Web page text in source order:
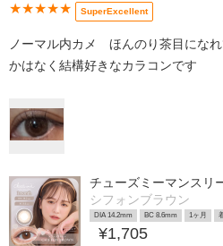
★★★★★ SuperExcellent
ノーマル内カメ ほんのり茶目にな
かはなく結構好きなカラコンです
チューズミーマンスリ
シフォンブラウン
DIA 14.2mm BC 8.6mm 1ヶ月
¥1,705